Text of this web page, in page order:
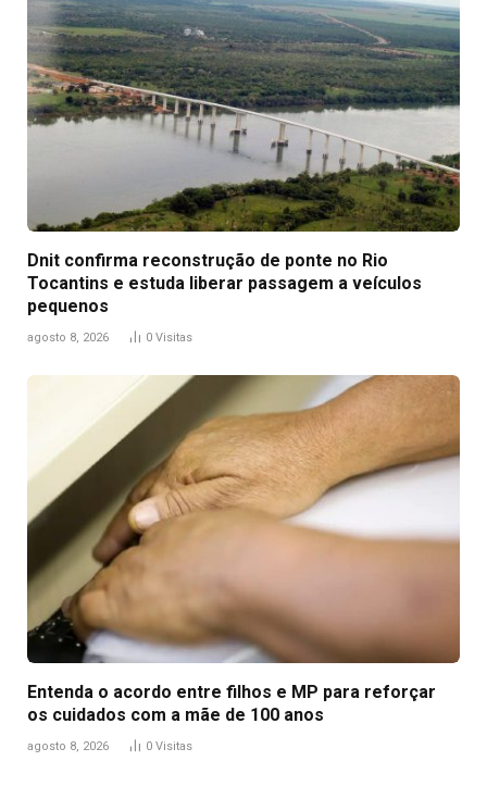
Dnit confirma reconstrução de ponte no Rio
Tocantins e estuda liberar passagem a veículos
pequenos
agosto 8, 2026 0 Visitas
Entenda o acordo entre filhos e MP para reforçar
os cuidados com a mãe de 100 anos
agosto 8, 2026 0 Visitas